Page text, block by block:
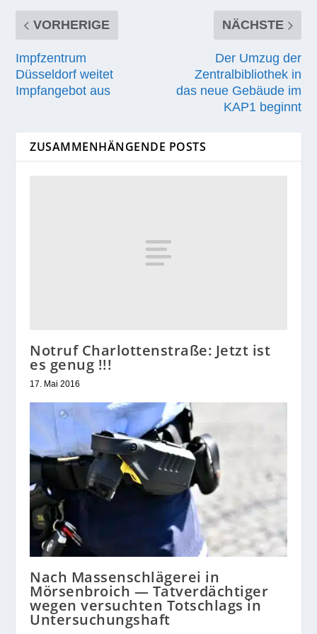
VORHERIGE
Impfzentrum
Düsseldorf weitet
Impfangebot aus
NÄCHSTE
Der Umzug der
Zentralbibliothek in
das neue Gebäude im
KAP1 beginnt
ZUSAMMENHÄNGENDE POSTS
Notruf Charlottenstraße: Jetzt ist
es genug !!!
17. Mai 2016
Nach Massenschlägerei in
Mörsenbroich — Tatverdächtiger
wegen versuchten Totschlags in
Untersuchungshaft